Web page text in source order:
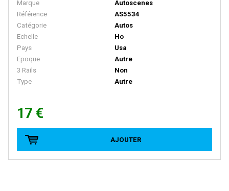
D+R MODELLBAHN
DACKER
DAPOL
DECAPOD
DEKAS
DE MASSINI
DIECAST MODEL
Disque Rouge
Marque
Autoscenes
Référence
AS5534
Catégorie
Autos
Echelle
Ho
Pays
Usa
Epoque
Autre
3 Rails
Non
Type
Autre
17 €
AJOUTER